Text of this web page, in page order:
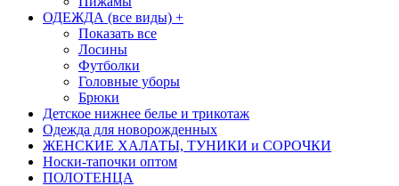
ОДЕЖДА (все виды) +
Показать все
Лосины
Футболки
Головные уборы
Брюки
Детское нижнее белье и трикотаж
Одежда для новорожденных
ЖЕНСКИЕ ХАЛАТЫ, ТУНИКИ и СОРОЧКИ
Носки-тапочки оптом
ПОЛОТЕНЦА